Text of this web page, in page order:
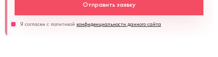
Отправить заявку
Я согласен с политикой конфиденциальности данного сайта